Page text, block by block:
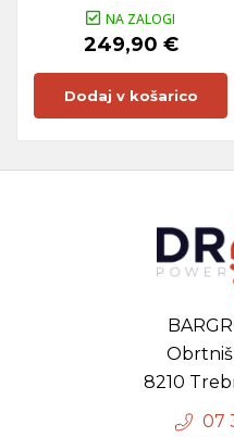
NA ZALOGI
249,90 €
Dodaj v košarico
8210
07